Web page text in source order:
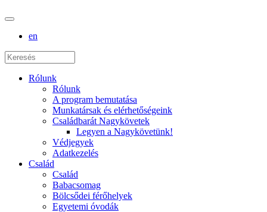
en
Rólunk
Rólunk
A program bemutatása
Munkatársak és elérhetőségeink
Családbarát Nagykövetek
Legyen a Nagykövetünk!
Védjegyek
Adatkezelés
Család
Család
Babacsomag
Bölcsődei férőhelyek
Egyetemi óvodák